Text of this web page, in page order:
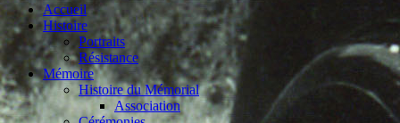
Accueil
Histoire
Portraits
Résistance
Mémoire
Histoire du Mémorial
Association